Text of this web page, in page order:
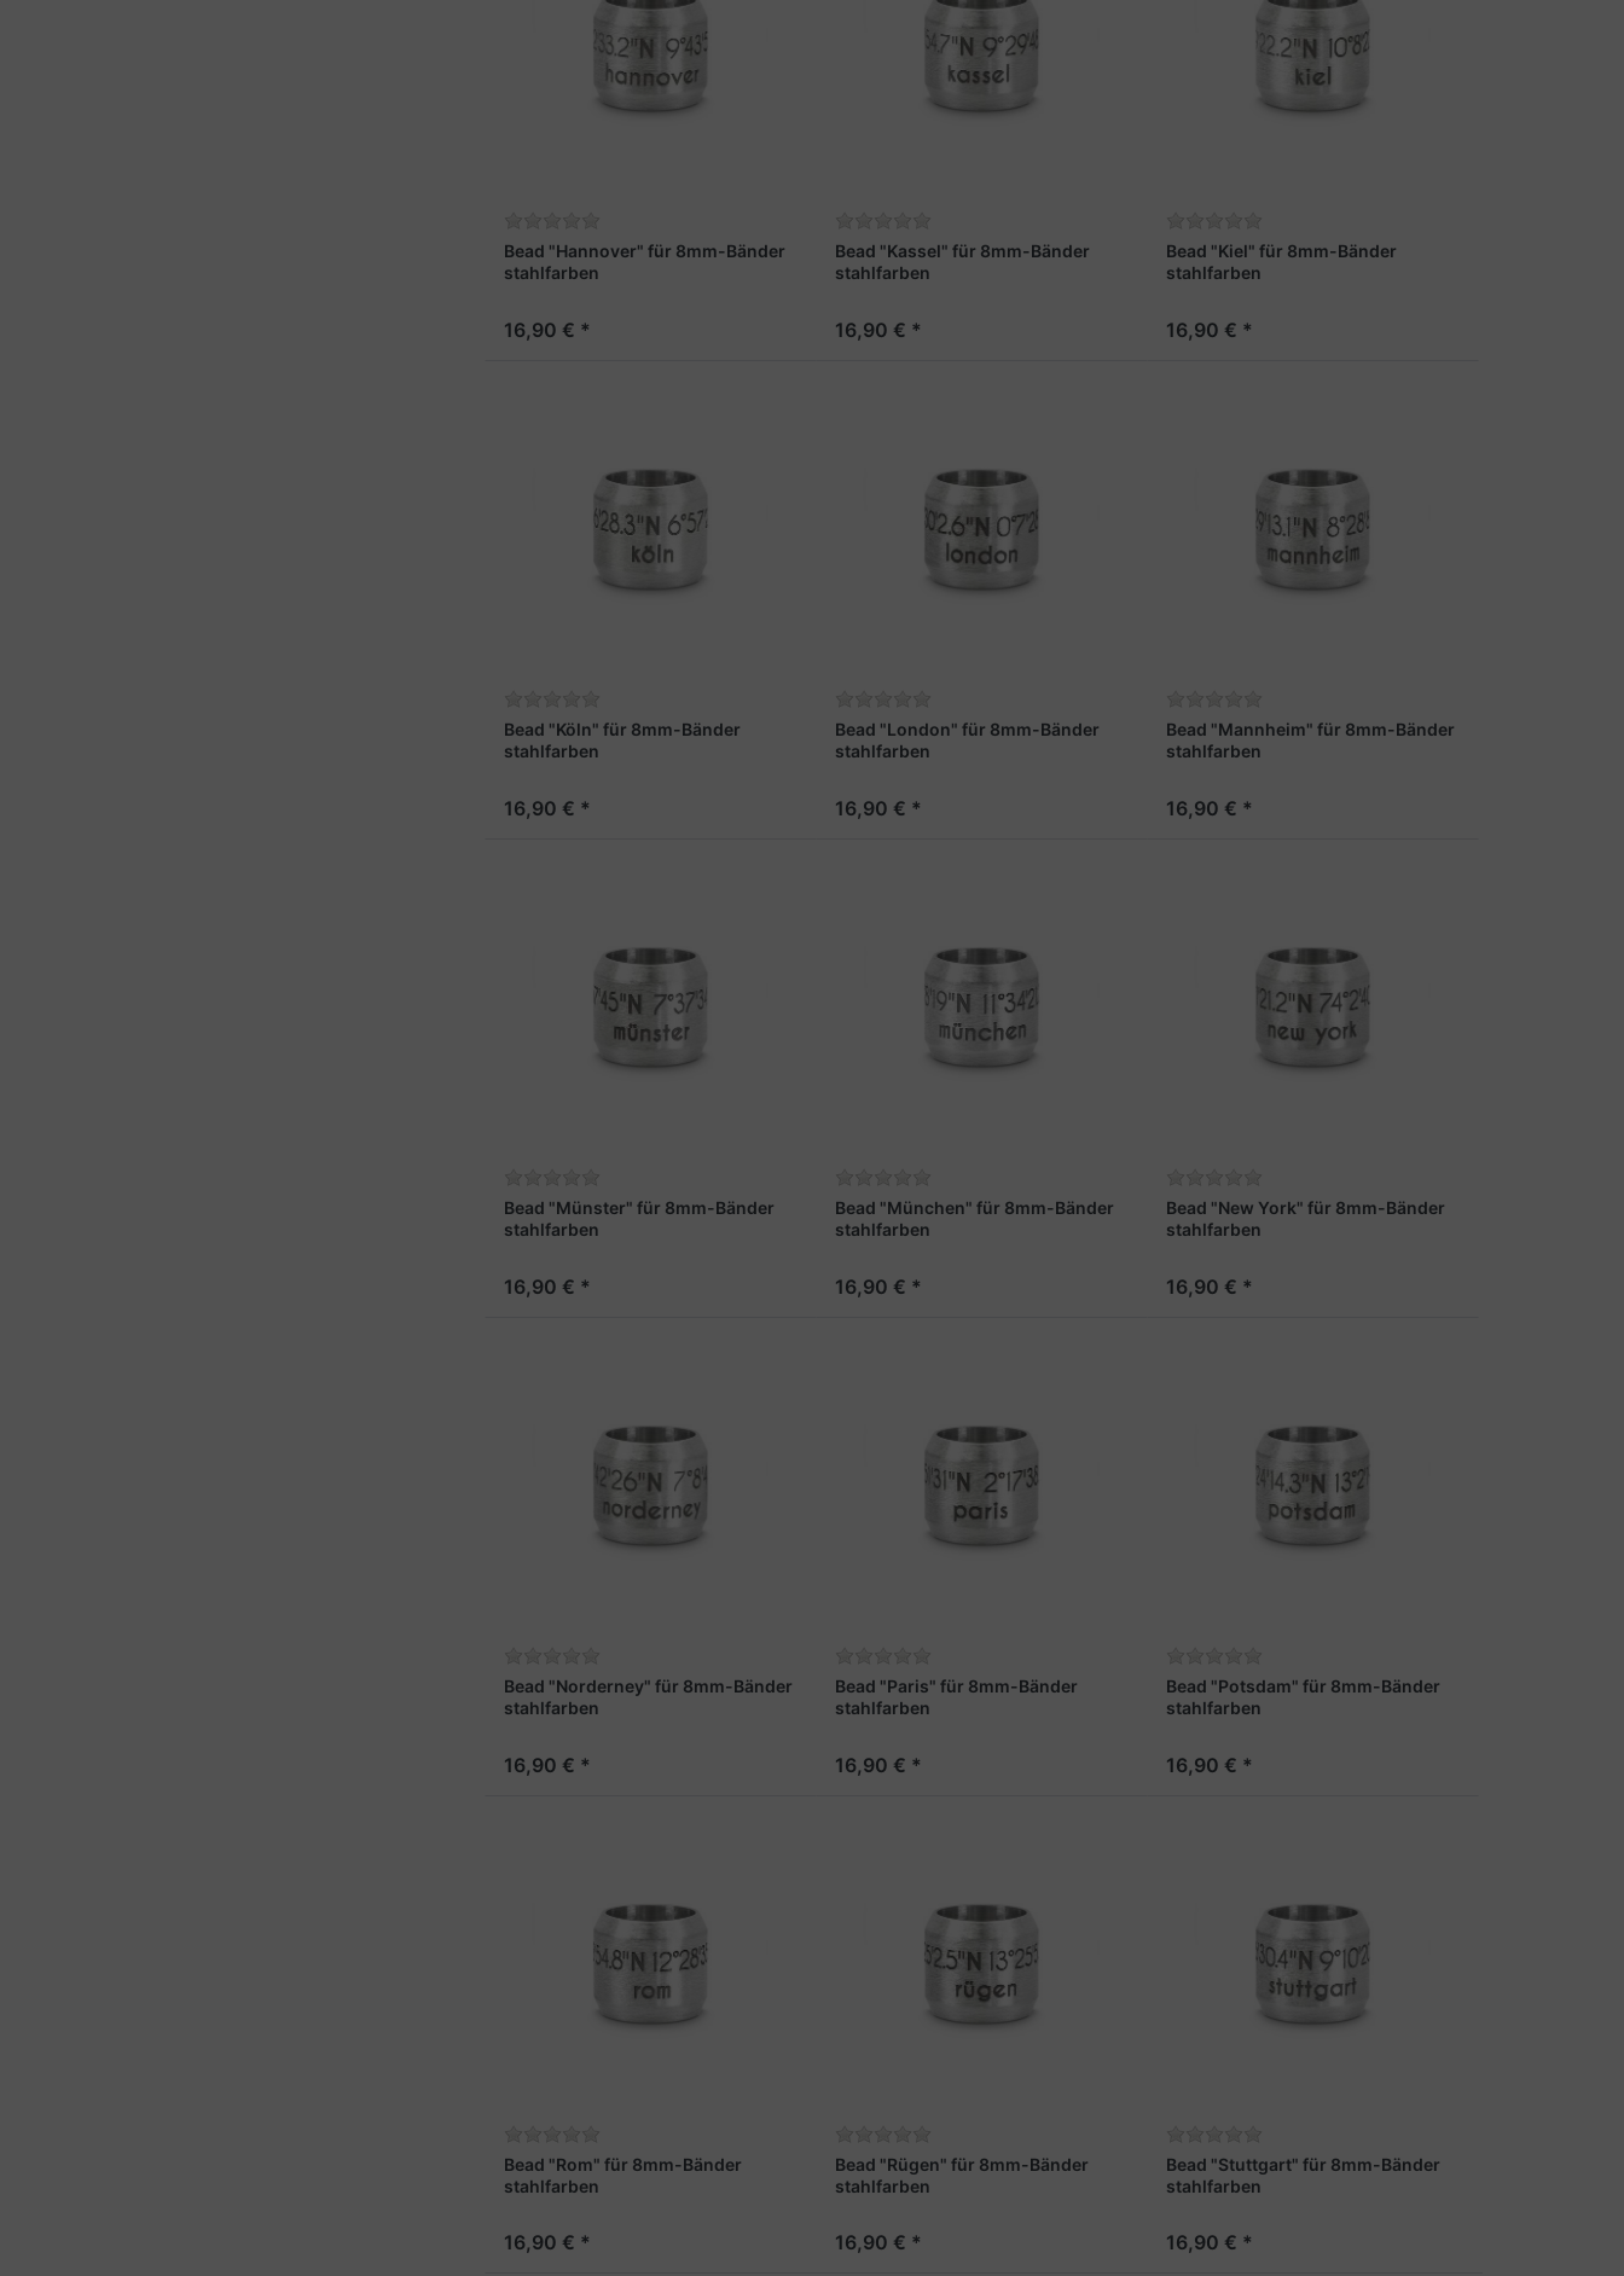
Bead "Hannover" für 8mm-Bänder
stahlfarben
16,90 € *
Bead "Kassel" für 8mm-Bänder
stahlfarben
16,90 € *
Bead "Kiel" für 8mm-Bänder
stahlfarben
16,90 € *
Bead "Köln" für 8mm-Bänder
stahlfarben
16,90 € *
Bead "London" für 8mm-Bänder
stahlfarben
16,90 € *
Bead "Mannheim" für 8mm-Bänder
stahlfarben
16,90 € *
Bead "Münster" für 8mm-Bänder
stahlfarben
16,90 € *
Bead "München" für 8mm-Bänder
stahlfarben
16,90 € *
Bead "New York" für 8mm-Bänder
stahlfarben
16,90 € *
Bead "Norderney" für 8mm-Bänder
stahlfarben
16,90 € *
Bead "Paris" für 8mm-Bänder
stahlfarben
16,90 € *
Bead "Potsdam" für 8mm-Bänder
stahlfarben
16,90 € *
Bead "Rom" für 8mm-Bänder
stahlfarben
16,90 € *
Bead "Rügen" für 8mm-Bänder
stahlfarben
16,90 € *
Bead "Stuttgart" für 8mm-Bänder
stahlfarben
16,90 € *